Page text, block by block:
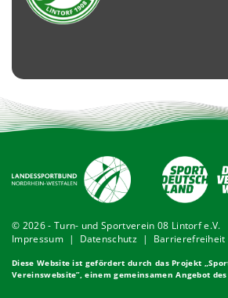
© 2026 - Turn- und Sportverein 08 Lintorf e.V.
Impressum| Datenschutz | Barrierefreiheit
Diese Website ist gefördert durch das Projekt „
Vereinswebsite”, einem gemeinsamen Angebot des